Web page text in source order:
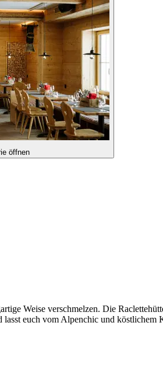
öffnen
Weise verschmelzen. Die
euch vom Alpenchic und köstlichem